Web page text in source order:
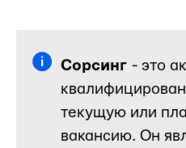
Сорсинг - это
текущую или
вакансию. Он